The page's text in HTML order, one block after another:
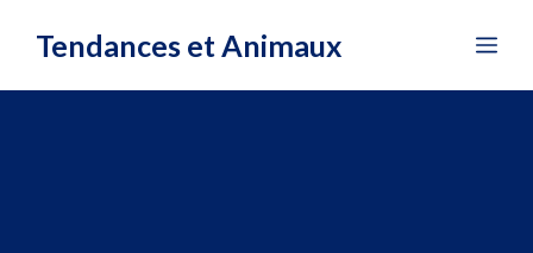
Tendances et Animaux